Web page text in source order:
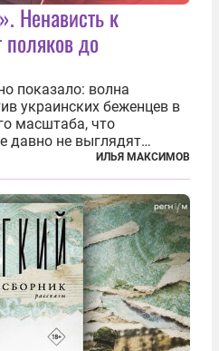
Ненависть к
до
показало: волна
украинских беженцев в
масштаба, что
давно не выглядят
по происходящему,
от ненависти к
каждый новый случай
ИЛЬЯ МАКСИМОВ